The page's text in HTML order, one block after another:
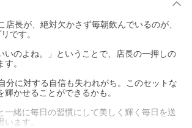
店長が、絶対欠かさず毎朝飲んでいるのが、
です。
いのよね。」ということで、店長の一押しの
。
分に対する自信も失われがち。このセットな
輝かせることができるかも。
一緒に毎日の習慣にして美しく輝く毎日を送
ます。